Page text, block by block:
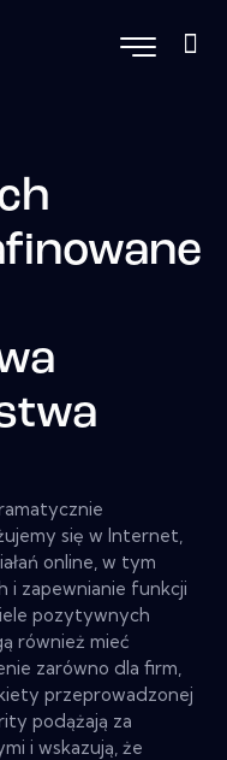
się w Internet,
online, w tym
i zapewnianie funkcji
pozytywnych
również mieć
zarówno dla firm,
przeprowadzonej
podążają za
i wskazują, że